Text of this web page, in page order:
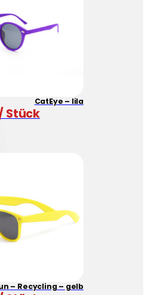
CatEye – lila
Stück
– Recycling – gelb